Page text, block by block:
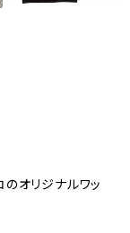
オリジナルワッ